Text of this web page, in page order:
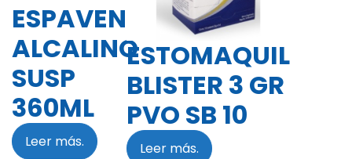
ESPAVEN
ALCALINO
SUSP
360ML
Leer más.
ESTOMAQUIL
BLISTER 3 GR
PVO SB 10
Leer más.